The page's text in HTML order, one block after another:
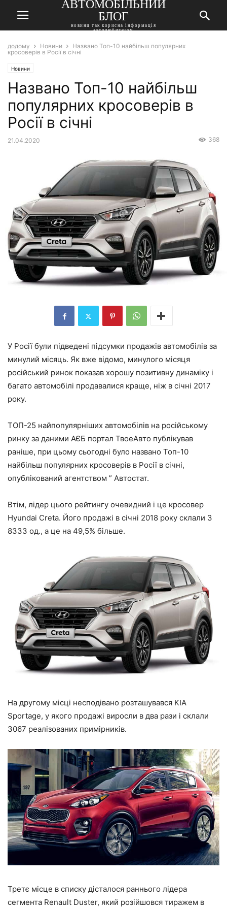
АВТОМОБІЛЬНИЙ
БЛОГ
новини так корисна інформація
автолюбителям
додому Новини
Названо Топ-10 найбільш популярних
кросоверів в Росії в січні
Новини
Названо Топ-10 найбільш
популярних кросоверів в
Росії в січні
21.04.2020 368
У Росії були підведені підсумки продажів автомобілів за
минулий місяць. Як вже відомо, минулого місяця
російський ринок показав хорошу позитивну динаміку і
багато автомобілі продавалися краще, ніж в січні 2017
року.
ТОП-25 найпопулярніших автомобілів на російському
ринку за даними АЄБ портал ТвоеАвто публікував
раніше, при цьому сьогодні було названо Топ-10
найбільш популярних кросоверів в Росії в січні,
опублікований агентством ” Автостат.
Втім, лідер цього рейтингу очевидний і це кросовер
Hyundai Creta. Його продажі в січні 2018 року склали 3
8333 од., а це на 49,5% більше.
На другому місці несподівано розташувався KIA
Sportage, у якого продажі виросли в два рази і склали
3067 реалізованих примірників.
Третє місце в списку дісталося раннього лідера
сегмента Renault Duster, який розійшовся тиражем в